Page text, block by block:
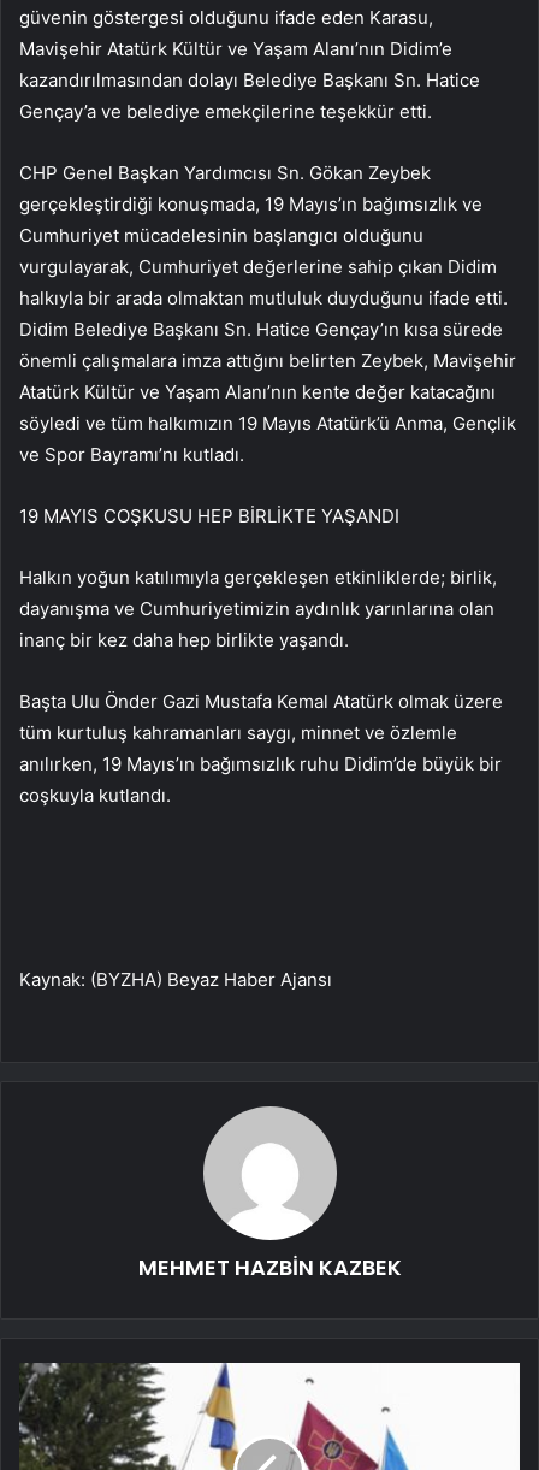
güvenin göstergesi olduğunu ifade eden Karasu,
Mavişehir Atatürk Kültür ve Yaşam Alanı’nın Didim’e
kazandırılmasından dolayı Belediye Başkanı Sn. Hatice
Gençay’a ve belediye emekçilerine teşekkür etti.
CHP Genel Başkan Yardımcısı Sn. Gökan Zeybek
gerçekleştirdiği konuşmada, 19 Mayıs’ın bağımsızlık ve
Cumhuriyet mücadelesinin başlangıcı olduğunu
vurgulayarak, Cumhuriyet değerlerine sahip çıkan Didim
halkıyla bir arada olmaktan mutluluk duyduğunu ifade etti.
Didim Belediye Başkanı Sn. Hatice Gençay’ın kısa sürede
önemli çalışmalara imza attığını belirten Zeybek, Mavişehir
Atatürk Kültür ve Yaşam Alanı’nın kente değer katacağını
söyledi ve tüm halkımızın 19 Mayıs Atatürk’ü Anma, Gençlik
ve Spor Bayramı’nı kutladı.
19 MAYIS COŞKUSU HEP BİRLİKTE YAŞANDI
Halkın yoğun katılımıyla gerçekleşen etkinliklerde; birlik,
dayanışma ve Cumhuriyetimizin aydınlık yarınlarına olan
inanç bir kez daha hep birlikte yaşandı.
Başta Ulu Önder Gazi Mustafa Kemal Atatürk olmak üzere
tüm kurtuluş kahramanları saygı, minnet ve özlemle
anılırken, 19 Mayıs’ın bağımsızlık ruhu Didim’de büyük bir
coşkuyla kutlandı.
Kaynak: (BYZHA) Beyaz Haber Ajansı
MEHMET HAZBİN KAZBEK